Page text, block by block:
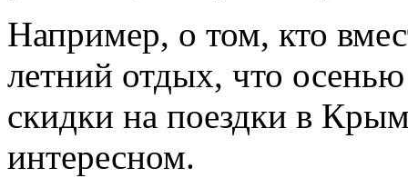
Например, о том, кто
летний отдых, что
скидки на поездки в
интересном.